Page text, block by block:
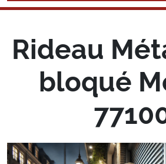
Rideau
bloqué